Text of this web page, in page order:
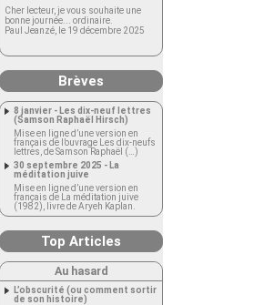
Cher lecteur, je vous souhaite une
bonne journée... ordinaire.
Paul Jeanzé, le 19 décembre 2025
Brèves
8 janvier - Les dix-neuf lettres
(Samson Raphaël Hirsch)
Mise en ligne d’une version en
français de l’ouvrage Les dix-neufs
lettres, de Samson Raphaël (…)
30 septembre 2025 - La
méditation juive
Mise en ligne d’une version en
français de La méditation juive
(1982), livre de Aryeh Kaplan.
Top Articles
Au hasard
L’obscurité (ou comment sortir
de son histoire)